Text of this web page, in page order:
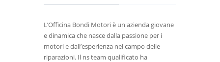
L’Officina Bondi Motori è un azienda giovane
e dinamica che nasce dalla passione per i
motori e dall’esperienza nel campo delle
riparazioni. Il ns team qualificato ha